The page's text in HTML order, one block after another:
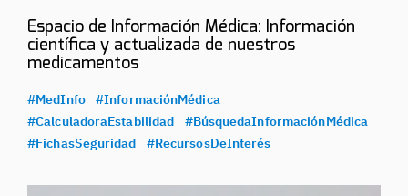
Espacio de Información Médica: Información
científica y actualizada de nuestros
medicamentos
#MedInfo
#InformaciónMédica
#CalculadoraEstabilidad
#BúsquedaInformaciónMédica
#FichasSeguridad
#RecursosDeInterés